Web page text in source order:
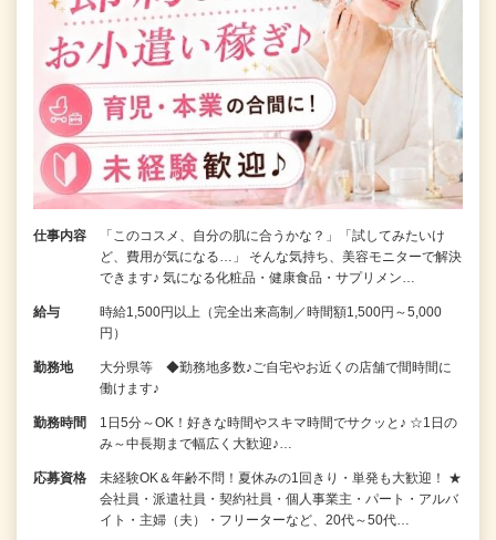
仕事内容
「このコスメ、自分の肌に合うかな？」「試してみたいけ
ど、費用が気になる…」 そんな気持ち、美容モニターで解決
できます♪ 気になる化粧品・健康食品・サプリメン…
給与
時給1,500円以上（完全出来高制／時間額1,500円～5,000
円）
勤務地
大分県等 ◆勤務地多数♪ご自宅やお近くの店舗で間時間に
働けます♪
勤務時間
1日5分～OK！好きな時間やスキマ時間でサクッと♪ ☆1日の
み～中長期まで幅広く大歓迎♪…
応募資格
未経験OK＆年齢不問！夏休みの1回きり・単発も大歓迎！ ★
会社員・派遣社員・契約社員・個人事業主・パート・アルバ
イト・主婦（夫）・フリーターなど、20代～50代…